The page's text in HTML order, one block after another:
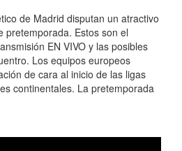
de Madrid disputan un atractivo
pretemporada. Estos son el
EN VIVO y las posibles
Los equipos europeos
de cara al inicio de las ligas
continentales. La pretemporada